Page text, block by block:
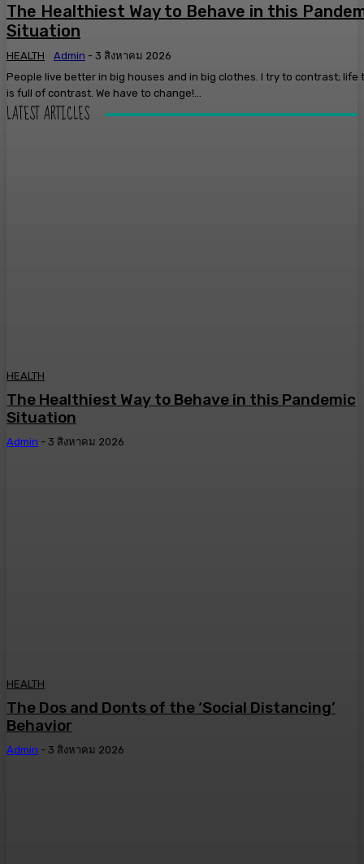
The Healthiest Way to Behave in this
Situation
HEALTH Admin - 3 สิงหาคม 2026
People live better in big houses and in big clothes. I try to contrast; life
is full of contrast. We have to change!...
LATEST ARTICLES
HEALTH
The Healthiest Way to Behave in this Pandemic
Situation
Admin - 3 สิงหาคม 2026
HEALTH
The Dos and Donts of the ‘Social Distancing’
Behavior
Admin - 3 สิงหาคม 2026